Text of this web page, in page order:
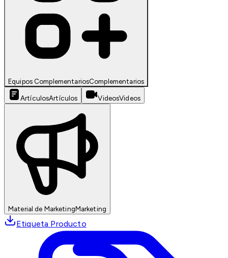
Equipos ComplementariosComplementarios
ArtículosArtículos VideosVideos
Material de MarketingMarketing
Etiqueta Producto